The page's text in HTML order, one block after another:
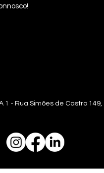
Simões de Castro 149,